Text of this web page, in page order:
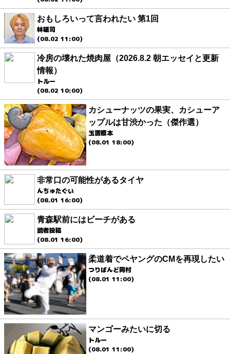
おもしろいって言われたい 第1回
林雄司
(08.02 11:00)
冷房の壊れた焼肉屋（2026.8.2 朝エッセイと更新
情報）
トルー
(08.02 10:00)
カシューナッツの果実、カシューア
ップルは甘渋かった（傑作選）
玉置標本
(08.01 18:00)
非常口の可能性があるタイヤ
んちゅたぐい
(08.01 16:00)
青森駅前にはビーチがある
読者投稿
(08.01 16:00)
柔道着でペヤングのCMを再現したい
つりばんど岡村
(08.01 11:00)
マンゴーみたいに切る
トルー
(08.01 11:00)